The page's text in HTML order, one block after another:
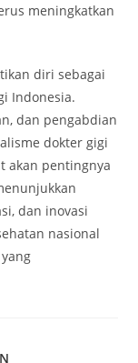
meningkatkan
diri sebagai
Indonesia.
dan pengabdian
dokter gigi
akan pentingnya
dan inovasi
nasional